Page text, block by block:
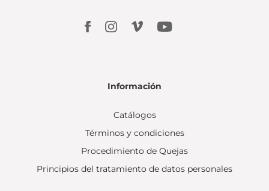
Información
Catálogos
Términos y condiciones
Procedimiento de Quejas
Principios del tratamiento de datos personales